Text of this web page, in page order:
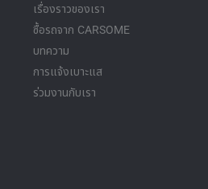
เรื่องราวของเรา
ซื้อรถจาก CARSOME
บทความ
การแจ้งเบาะแส
ร่วมงานกับเรา